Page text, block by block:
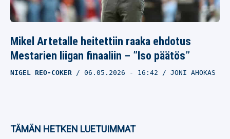
Mikel Artetalle heitettiin raaka ehdotus
Mestarien liigan finaaliin – ”Iso päätös”
NIGEL REO-COKER 06.05.2026 - 16:42 JONI AHOKAS
TÄMÄN HETKEN LUETUIMMAT